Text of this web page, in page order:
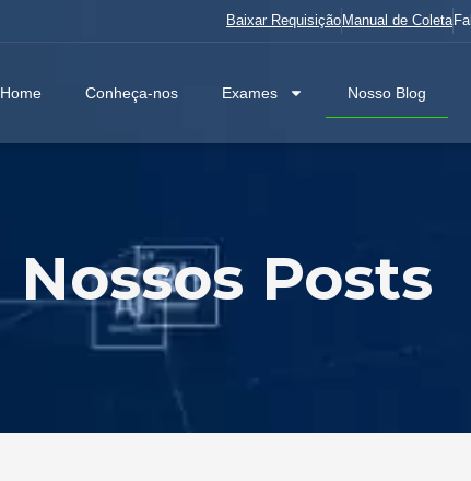
Baixar Requisição Manual de Coleta
Home Conheça-nos Exames Nosso Blog
Nossos Posts